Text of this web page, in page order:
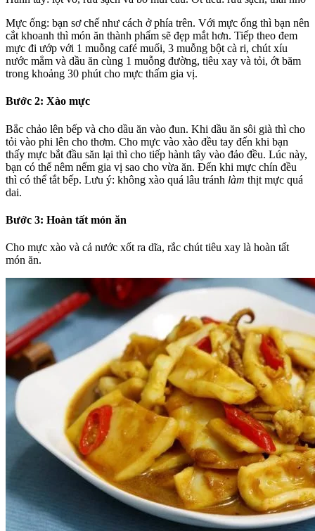
Mực ống: bạn sơ chế như cách ở phía trên. Với mực ống thì bạn nên
cắt khoanh thì món ăn thành phẩm sẽ đẹp mắt hơn. Tiếp theo đem
mực đi ướp với 1 muỗng café muối, 3 muỗng bột cà ri, chút xíu
nước mắm và dầu ăn cùng 1 muỗng đường, tiêu xay và tỏi, ớt băm
trong khoảng 30 phút cho mực thấm gia vị.
Bước 2: Xào mực
Bắc chảo lên bếp và cho dầu ăn vào đun. Khi dầu ăn sôi già thì cho
tỏi vào phi lên cho thơm. Cho mực vào xào đều tay đến khi bạn
thấy mực bắt đầu săn lại thì cho tiếp hành tây vào đảo đều. Lúc này,
bạn có thể nêm nếm gia vị sao cho vừa ăn. Đến khi mực chín đều
thì có thể tắt bếp. Lưu ý: không xào quá lâu tránh làm thịt mực quá
dai.
Bước 3: Hoàn tất món ăn
Cho mực xào và cả nước xốt ra dĩa, rắc chút tiêu xay là hoàn tất
món ăn.